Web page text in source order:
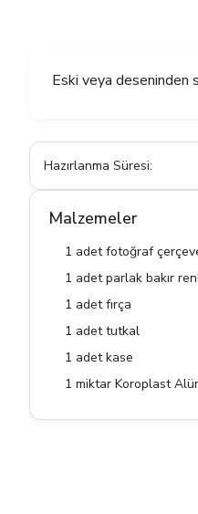
Eski veya deseninden
Hazırlanma Süresi:
Malzemeler
1 adet fotoğraf
1 adet parlak bakır
1 adet fırça
1 adet tutkal
1 adet kase
1 miktar Koroplast